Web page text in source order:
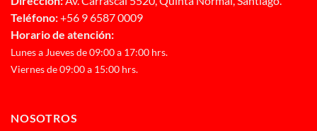
Teléfono:+56 9 6587 0009
Horario de atención:
Lunes a Jueves de 09:00 a 17:00 hrs.
Viernes de 09:00 a 15:00 hrs.
NOSOTROS